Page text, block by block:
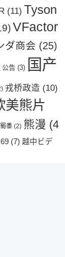
(11) Tyson
VFactor
ダ商会 (25)
公告(3) 国产
戎桥政造 (10)
美熊片
黍(2) 熊漫 (4
(7) 越中ビデ